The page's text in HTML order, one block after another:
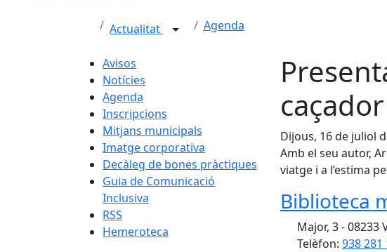
Actualitat Agenda
Avisos
Notícies
Agenda
Inscripcions
Mitjans municipals
Imatge corporativa
Decàleg de bones pràctiques
Guia de Comunicació
Inclusiva
RSS
Hemeroteca
Dijous, 16 de juliol
Amb el seu autor,
viatge i a l’estima
Biblioteca
Major, 3 - 08233
Telèfon: 938 281